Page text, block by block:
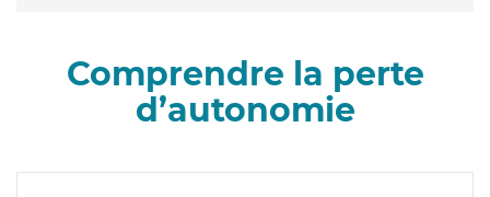
Comprendre la perte
d’autonomie